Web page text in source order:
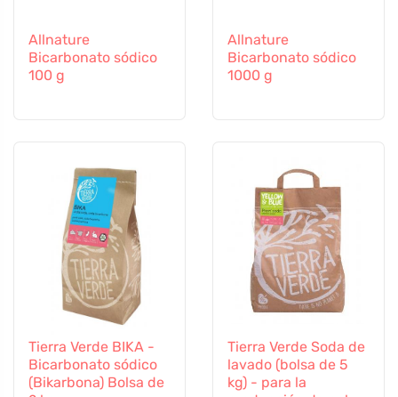
Allnature
Bicarbonato sódico
100 g
Allnature
Bicarbonato sódico
1000 g
Tierra Verde BIKA -
Bicarbonato sódico
(Bikarbona) Bolsa de
Tierra Verde Soda de
lavado (bolsa de 5
kg) - para la